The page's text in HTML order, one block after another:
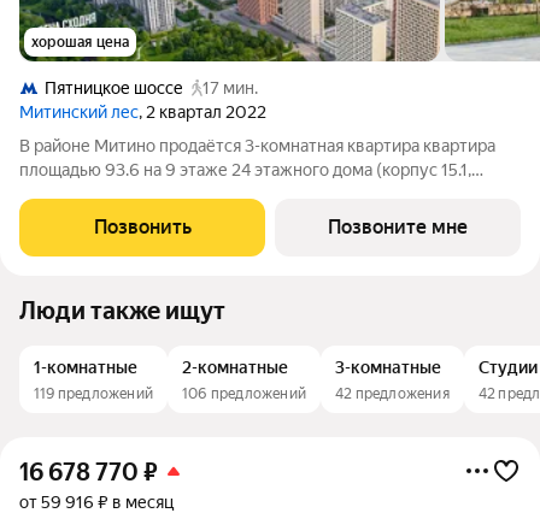
хорошая цена
Пятницкое шоссе
17 мин.
Митинский лес, 2 квартал 2022
В районе Митино продаётся 3-комнатная квартира квартира
площадью 93.6 на 9 этаже 24 этажного дома (корпус 15.1,
расположение 20 минут пешком до станции метро
«Пятницкое шоссе». 8 минут на автомобиле до
Позвонить Позвоните мне
Люди также ищут
1-комнатные
119 предложений
2-комнатные
106 предложений
3-комнатные
42 предложения
Студии
42
16 678 770 ₽
от 59 916 ₽ в месяц